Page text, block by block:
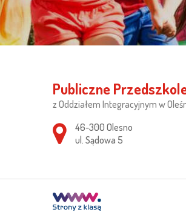
Publiczne
z Oddziałem Integracyjnym w
Adres pocztowy:
46-300 Olesno
ul. Sądowa 5